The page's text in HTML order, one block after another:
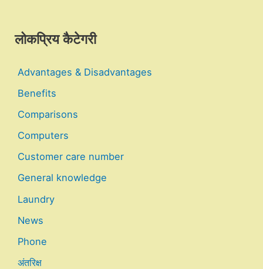
लोकप्रिय कैटेगरी
Advantages & Disadvantages
Benefits
Comparisons
Computers
Customer care number
General knowledge
Laundry
News
Phone
अंतरिक्ष